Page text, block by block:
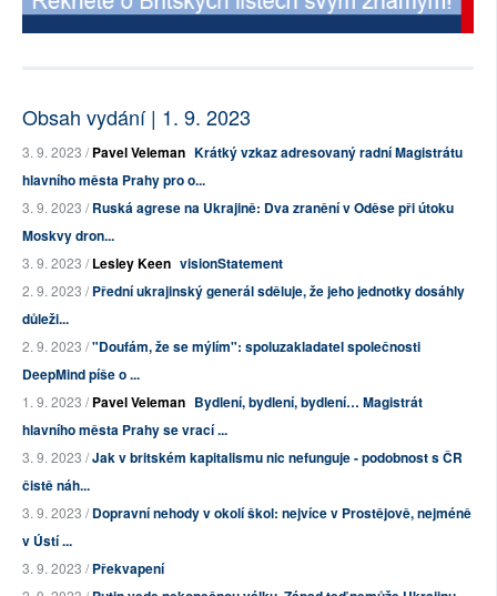
Obsah vydání | 1. 9. 2023
3. 9. 2023 /Pavel Veleman Krátký vzkaz adresovaný radní Magistrátu
hlavního města Prahy pro o...
3. 9. 2023 /Ruská agrese na Ukrajině: Dva zranění v Oděse při útoku
Moskvy dron...
3. 9. 2023 /Lesley Keen visionStatement
2. 9. 2023 /Přední ukrajinský generál sděluje, že jeho jednotky dosáhly
důleži...
2. 9. 2023 /"Doufám, že se mýlím": spoluzakladatel společnosti
DeepMind píše o ...
1. 9. 2023 /Pavel Veleman Bydlení, bydlení, bydlení… Magistrát
hlavního města Prahy se vrací ...
3. 9. 2023 /Jak v britském kapitalismu nic nefunguje - podobnost s ČR
čistě náh...
3. 9. 2023 /Dopravní nehody v okolí škol: nejvíce v Prostějově, nejméně
v Ústí ...
3. 9. 2023 /Překvapení